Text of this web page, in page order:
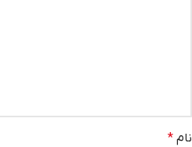
نام *